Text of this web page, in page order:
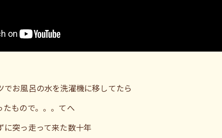
でお風呂の水を洗濯機に移してたら
たもので。。。てへ
に突っ走って来た数十年